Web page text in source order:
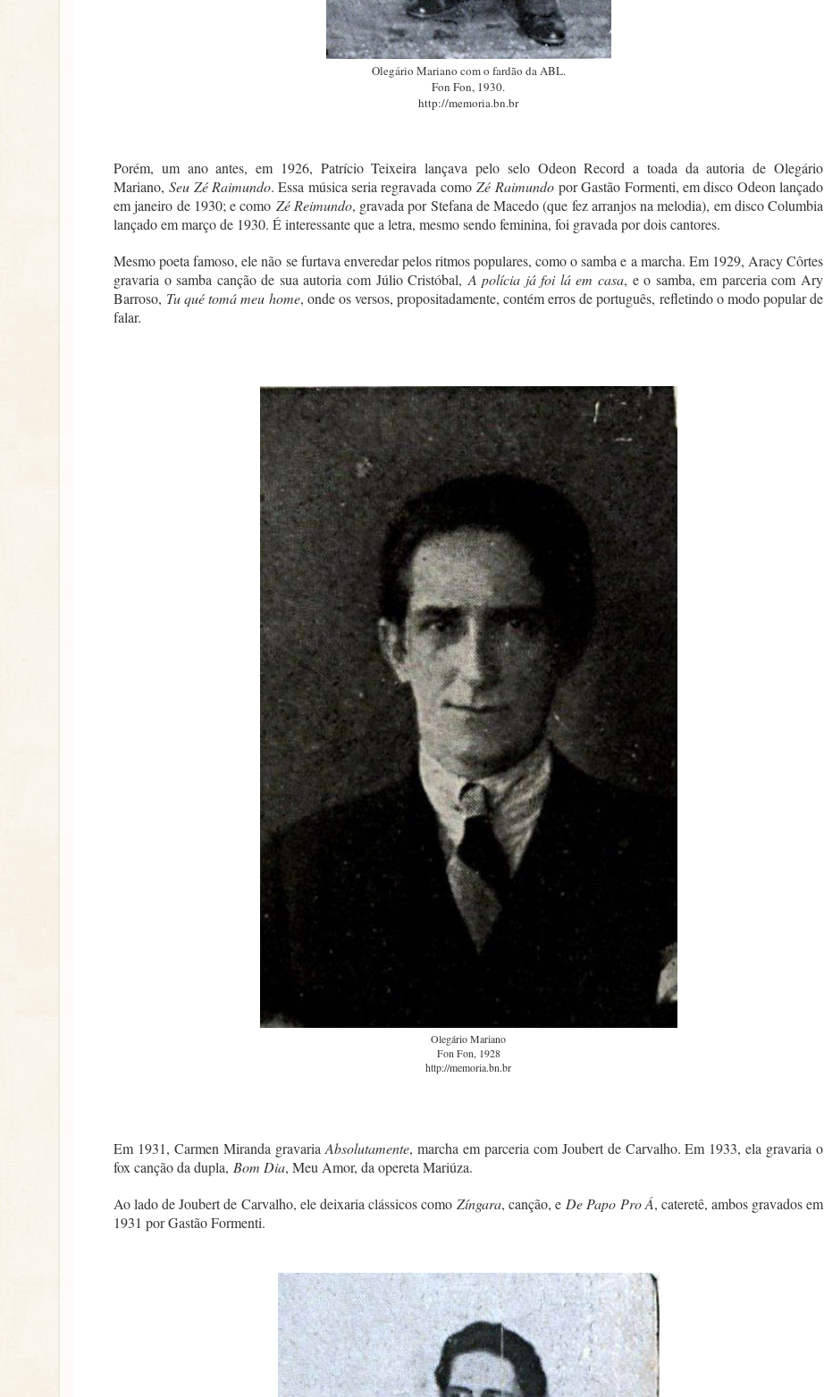
Olegário Mariano com o fardão da ABL.
Fon Fon, 1930.
http://memoria.bn.br
Porém, um ano antes, em 1926, Patrício Teixeira lançava pelo selo Odeon Record a toada da autoria de Olegário
Mariano,Seu Zé Raimundo. Essa música seria regravada comoZé Raimundopor Gastão Formenti, em disco Odeon lançado
em janeiro de 1930; e como Zé Reimundo, gravada por Stefana de Macedo (que fez arranjos na melodia), em disco Columbia
lançado em março de 1930. É interessante que a letra, mesmo sendo feminina, foi gravada por dois cantores.
Mesmo poeta famoso, ele não se furtava enveredar pelos ritmos populares, como o samba e a marcha. Em 1929, Aracy Côrtes
gravaria o samba canção de sua autoria com Júlio Cristóbal, A polícia já foi lá em casa, e o samba, em parceria com Ary
Barroso, Tu qué tomá meu home, onde os versos, propositadamente, contém erros de português, refletindo o modo popular de
falar.
Olegário Mariano
Fon Fon, 1928
http://memoria.bn.br
Em 1931, Carmen Miranda gravariaAbsolutamente, marcha em parceria com Joubert de Carvalho. Em 1933, ela gravaria o
fox canção da dupla, Bom Dia, Meu Amor, da opereta Mariúza.
Ao lado de Joubert de Carvalho, ele deixaria clássicos como Zíngara, canção, eDe Papo Pro Á, cateretê, ambos gravados em
1931 por Gastão Formenti.